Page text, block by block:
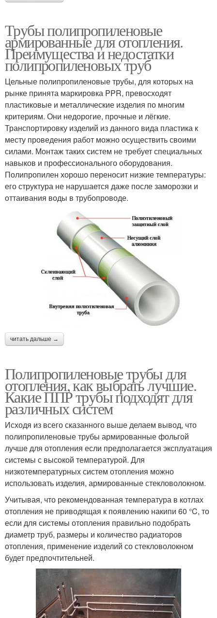
Трубы полипропиленовые
армированные для отопления.
Преимущества и недостатки
полипропиленовых труб
Цельные полипропиленовые трубы, для которых на
рынке принята маркировка PPR, превосходят
пластиковые и металлические изделия по многим
критериям. Они недорогие, прочные и лёгкие.
Транспортировку изделий из данного вида пластика к
месту проведения работ можно осуществить своими
силами. Монтаж таких систем не требует специальных
навыков и профессионального оборудования.
Полипропилен хорошо переносит низкие температуры:
его структура не нарушается даже после заморозки и
оттаивания воды в трубопроводе.
читать дальше →
Полипропиленовые трубы для
отопления, как выбрать лучшие.
Какие ППР трубы подходят для
различных систем
Исходя из всего сказанного выше делаем вывод, что
полипропиленовые трубы армированные фольгой
лучше для отопления если предполагается эксплуатация
системы с высокой температурой. Для
низкотемпературных систем отопления можно
использовать изделия, армированные стекловолокном.
Учитывая, что рекомендованная температура в котлах
отопления не приводящая к появлению накипи 60 °C, то
если для системы отопления правильно подобрать
диаметр труб, размеры и количество радиаторов
отопления, применение изделий со стекловолокном
будет предпочтительней.